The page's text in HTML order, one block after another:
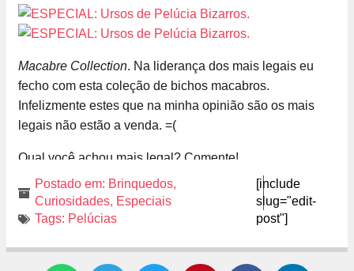
Macabre Collection. Na liderança dos mais legais eu
fecho com esta coleção de bichos macabros.
Infelizmente estes que na minha opinião são os mais
legais não estão a venda. =(
Qual você achou mais legal? Comente!
Postado em: Brinquedos,
Curiosidades, Especiais
Tags: Pelúcias
[include
slug="edit-
post"]